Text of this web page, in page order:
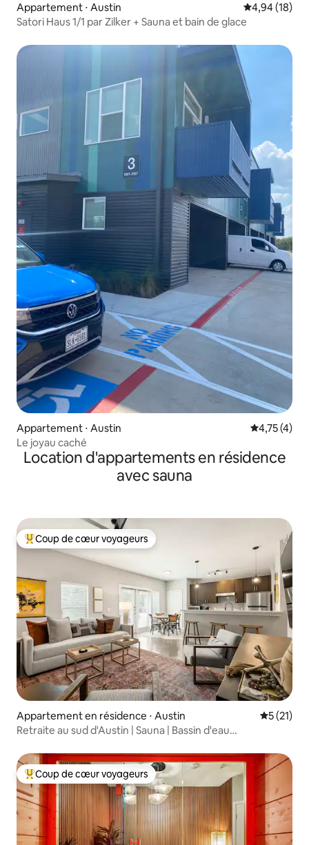
Appartement ⋅ Austin Évaluation
4,94 (18)
Satori Haus 1/1 par Zilker + Sauna et bain de glace
Appartement ⋅ Austin Évaluation
4,75 (4)
Le joyau caché
Location d'appartements en résidence
avec sauna
Coups de cœur voyageurs les plus appréciés
Coup de cœur voyageurs
Appartement en résidence ⋅ Austin
5 (21)
Retraite au sud d'Austin | Sauna | Bassin d'eau
Coups de cœur voyageurs les plus appréciés
Coup de cœur voyageurs